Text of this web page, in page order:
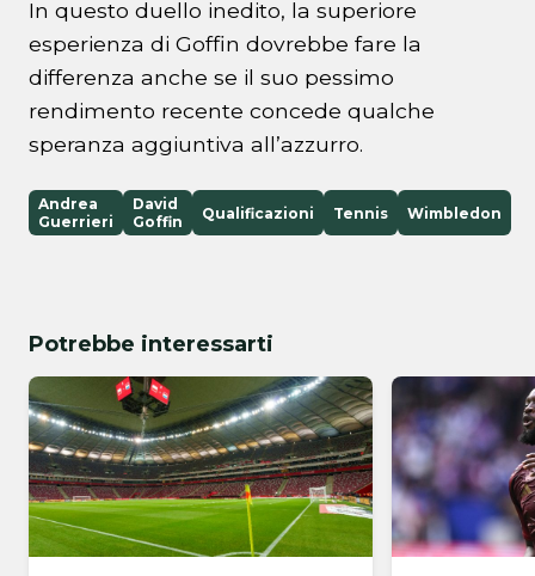
In questo duello inedito, la superiore
esperienza di Goffin dovrebbe fare la
differenza anche se il suo pessimo
rendimento recente concede qualche
speranza aggiuntiva all’azzurro.
Andrea
Guerrieri
David
Goffin
Qualificazioni Tennis Wimbledon
Potrebbe interessarti